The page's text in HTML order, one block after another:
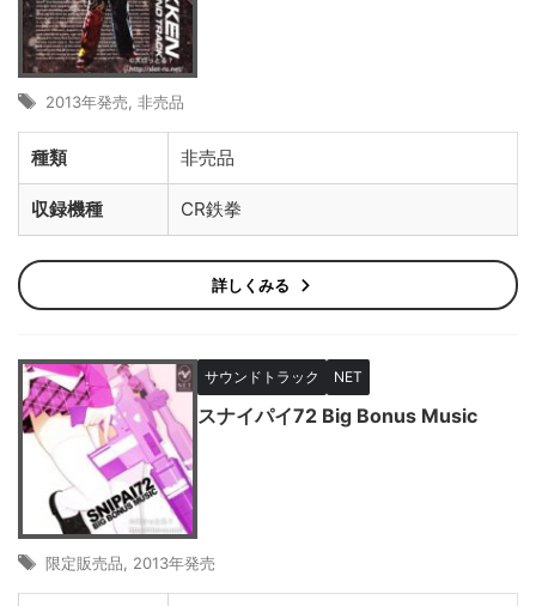
2013年発売 非売品
種類 非売品
収録機種 CR鉄拳
詳しくみる
サウンドトラック NET
スナイパイ72 Big Bonus Music
限定販売品 2013年発売